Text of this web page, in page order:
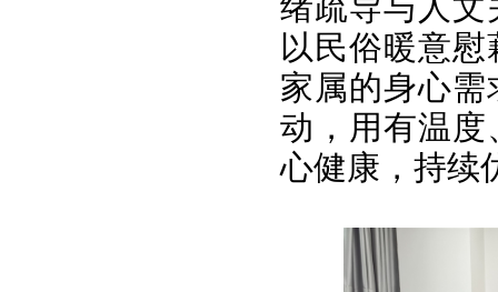
以民俗暖意
家属的身心
动，用有温
心健康，持续